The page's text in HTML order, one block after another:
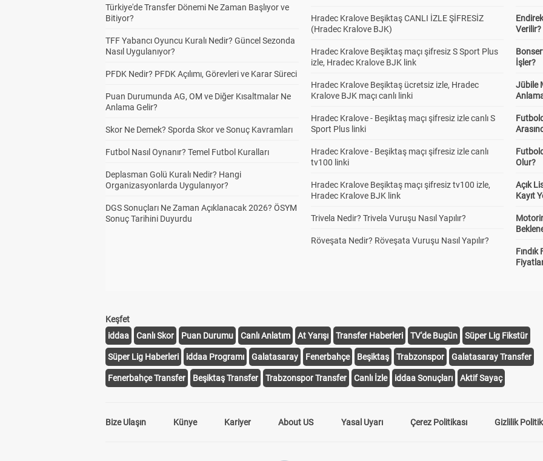
Türkiye'de Transfer Dönemi Ne Zaman Başlıyor ve
Bitiyor?
TFF Yabancı Oyuncu Kuralı Nedir? Güncel Sezonda
Nasıl Uygulanıyor?
PFDK Nedir? PFDK Açılımı, Görevleri ve Karar Süreci
Puan Durumunda AG, OM ve Diğer Kısaltmalar Ne
Anlama Gelir?
Skor Ne Demek? Sporda Skor ve Sonuç Kavramları
Futbol Nasıl Oynanır? Temel Futbol Kuralları
Deplasman Golü Kuralı Nedir? Hangi
Organizasyonlarda Uygulanıyor?
DGS Sonuçları Ne Zaman Açıklanacak 2026? ÖSYM
Sonuç Tarihini Duyurdu
Hradec Kralove Beşiktaş CANLI İZLE ŞİFRESİZ
(Hradec Kralove BJK)
Hradec Kralove Beşiktaş maçı şifresiz S Sport Plus
izle, Hradec Kralove BJK link
Hradec Kralove Beşiktaş ücretsiz izle, Hradec
Kralove BJK maçı canlı linki
Hradec Kralove - Beşiktaş maçı şifresiz izle canlı S
Sport Plus linki
Hradec Kralove - Beşiktaş maçı şifresiz izle canlı
tv100 linki
Hradec Kralove Beşiktaş maçı şifresiz tv100 izle,
Hradec Kralove BJK link
Trivela Nedir? Trivela Vuruşu Nasıl Yapılır?
Röveşata Nedir? Röveşata Vuruşu Nasıl Yapılır?
Verilir?
İşler?
Jübile
Olur?
Açık
Kayıt
Fındık
Keşfet
iddaa
Canlı Skor Puan Durumu Canlı Anlatım At Yarışı Transfer Haberleri TV'de Bugün Süper Lig Fikstür
Süper Lig Haberleri iddaa Programı Galatasaray Fenerbahçe Beşiktaş Trabzonspor Galatasaray Transfer
Fenerbahçe Transfer Beşiktaş Transfer Trabzonspor Transfer Canlı İzle iddaa Sonuçları Aktif Sayaç
Bize Ulaşın Künye Kariyer About US Yasal Uyarı Çerez Politikası Gizlilik